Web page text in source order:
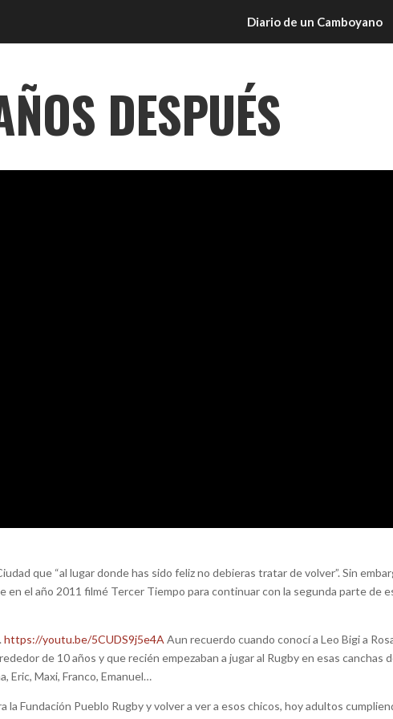
Diario de un Camboyano
DESPUÉS
que “al lugar donde has sido feliz no debieras tratar de volver”. Sin
en el año 2011 filmé Tercer Tiempo para continuar con la segunda parte de
https://youtu.be/5CUDS9j5e4A Aun recuerdo cuando conocí a Leo Bigi a
de 10 años y que recién empezaban a jugar al Rugby en esas canchas
Eric, Maxi, Franco, Emanuel…
la Fundación Pueblo Rugby y volver a ver a esos chicos, hoy adultos